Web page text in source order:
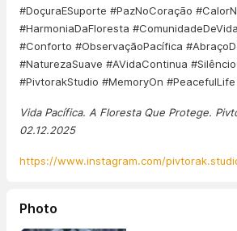
#DoçuraESuporte #PazNoCoração
#HarmoniaDaFloresta
#Conforto #ObservaçãoPacífica
#NaturezaSuave #AVidaContinua
#PivtorakStudio #MemoryOn #PeacefulLife
Vida Pacífica. A Floresta Que Protege.
02.12.2025
https://www.instagram.com/
Photo